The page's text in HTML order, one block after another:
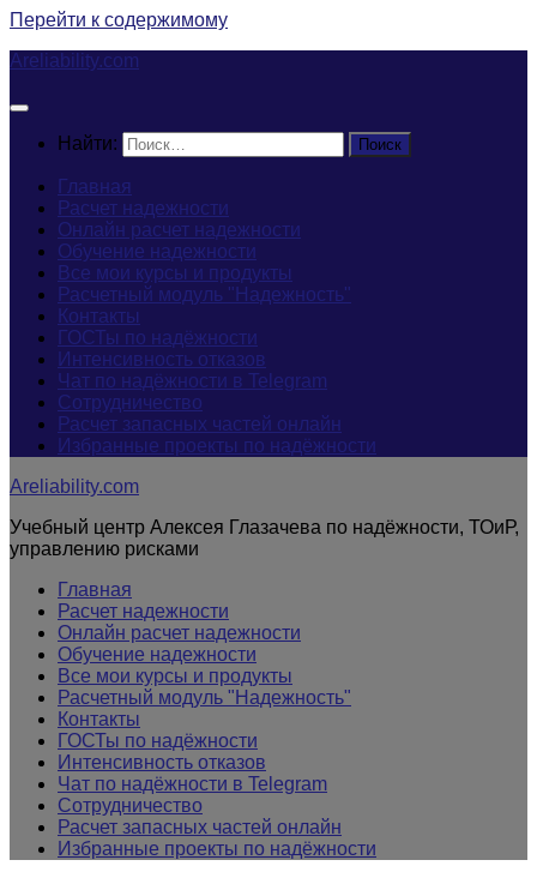
Перейти к содержимому
Areliability.com
Найти:
Главная
Расчет надежности
Онлайн расчет надежности
Обучение надежности
Все мои курсы и продукты
Расчетный модуль "Надежность"
Контакты
ГОСТы по надёжности
Интенсивность отказов
Чат по надёжности в Telegram
Сотрудничество
Расчет запасных частей онлайн
Избранные проекты по надёжности
Areliability.com
Учебный центр Алексея Глазачева по надёжности, ТОиР,
управлению рисками
Главная
Расчет надежности
Онлайн расчет надежности
Обучение надежности
Все мои курсы и продукты
Расчетный модуль "Надежность"
Контакты
ГОСТы по надёжности
Интенсивность отказов
Чат по надёжности в Telegram
Сотрудничество
Расчет запасных частей онлайн
Избранные проекты по надёжности